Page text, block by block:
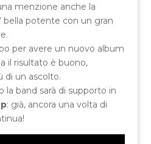
menzione anche la
bella potente con un gran
per avere un nuovo album
il risultato è buono,
di un ascolto.
la band sarà di supporto in
: già, ancora una volta di